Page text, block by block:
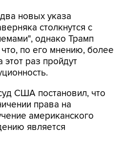
новых указа
столкнутся с
однако Трамп
по его мнению, более
этот раз пройдут
США постановил, что
права на
американского
является